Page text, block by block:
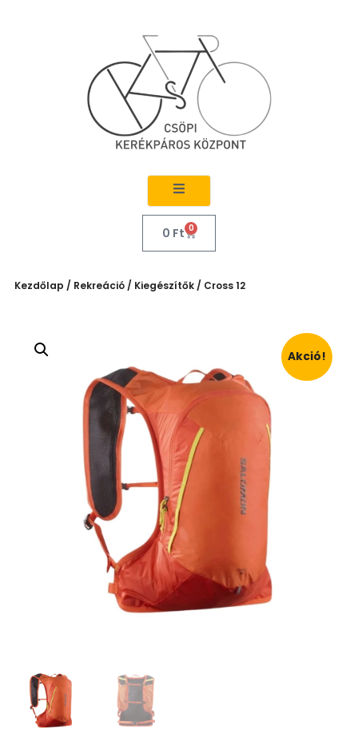
0 Ft 0
Kezdőlap / Rekreáció / Kiegészítők / Cross 12
Akció!